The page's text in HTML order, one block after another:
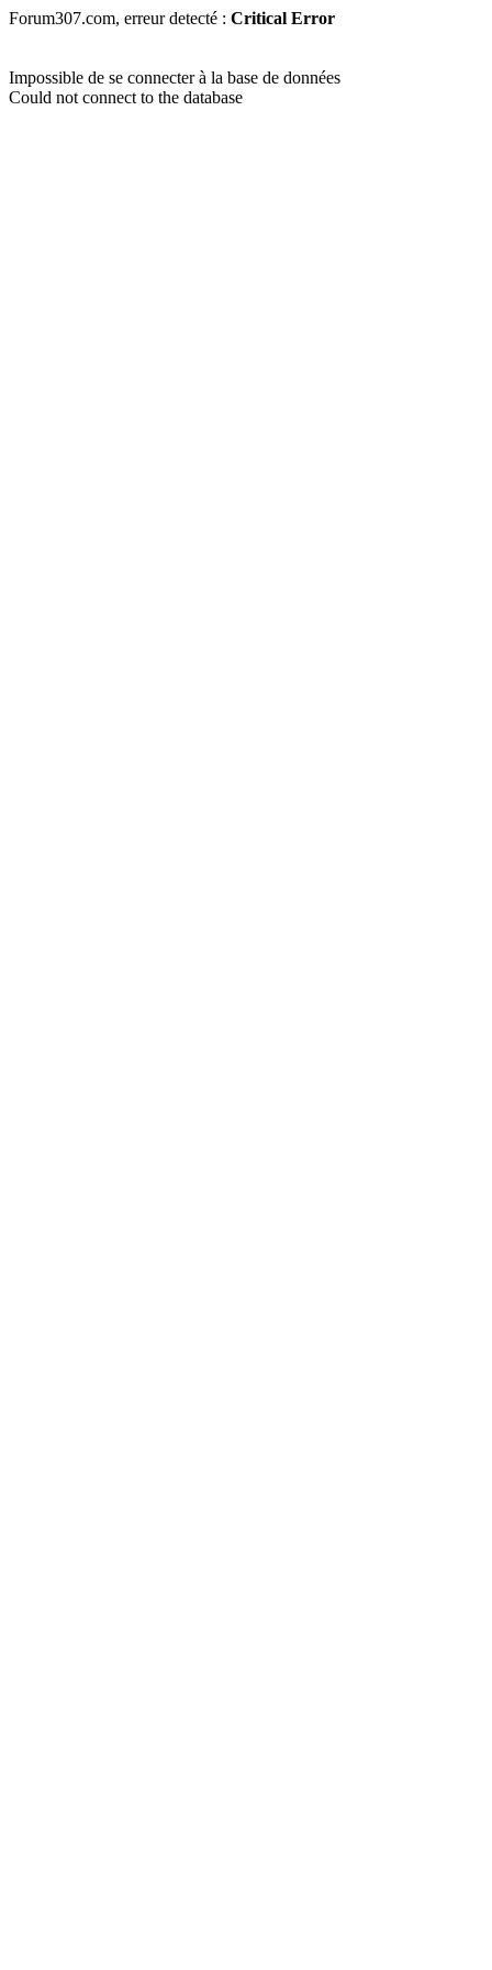
Forum307.com, erreur detecté : Critical Error
Impossible de se connecter à la base de données
Could not connect to the database